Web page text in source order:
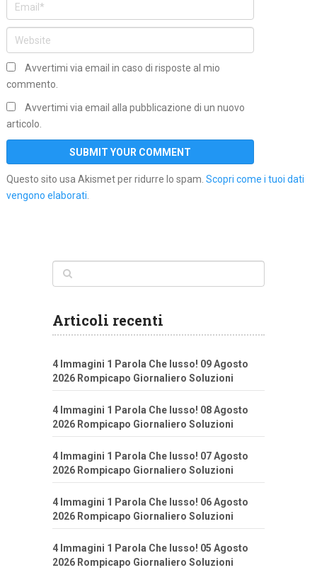
Avvertimi via email in caso di risposte al mio
commento.
Avvertimi via email alla pubblicazione di un nuovo
articolo.
Questo sito usa Akismet per ridurre lo spam. Scopri come i tuoi dati
vengono elaborati.
Articoli recenti
4 Immagini 1 Parola Che lusso! 09 Agosto
2026 Rompicapo Giornaliero Soluzioni
4 Immagini 1 Parola Che lusso! 08 Agosto
2026 Rompicapo Giornaliero Soluzioni
4 Immagini 1 Parola Che lusso! 07 Agosto
2026 Rompicapo Giornaliero Soluzioni
4 Immagini 1 Parola Che lusso! 06 Agosto
2026 Rompicapo Giornaliero Soluzioni
4 Immagini 1 Parola Che lusso! 05 Agosto
2026 Rompicapo Giornaliero Soluzioni